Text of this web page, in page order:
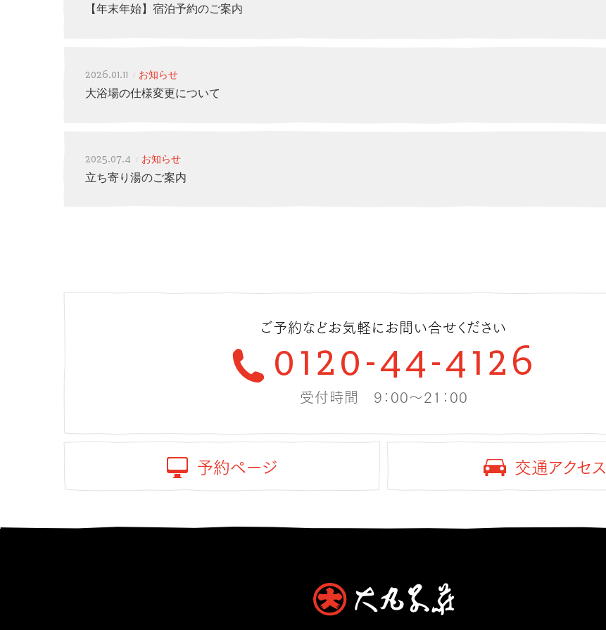
【年末年始】宿泊予約のご案内
2026.01.11 お知らせ
大浴場の仕様変更について
2025.07.4 お知らせ
立ち寄り湯のご案内
ご予約などお気軽にお問い合せください
0120-44-4126
受付時間 9：00〜21：00
予約ページ 交通アクセス